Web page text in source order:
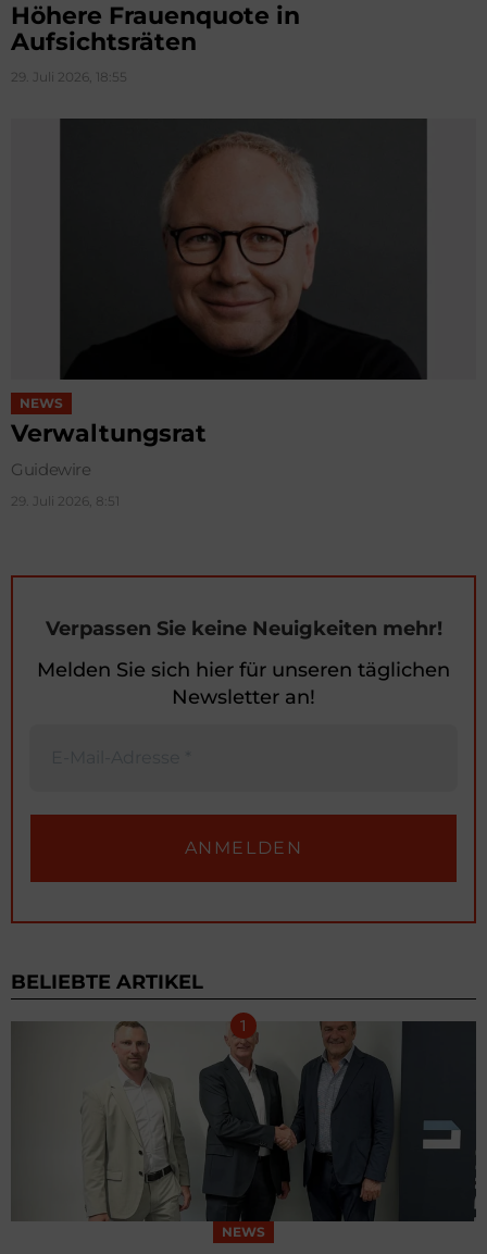
Höhere Frauenquote in
Aufsichtsräten
29. Juli 2026, 18:55
NEWS
Verwaltungsrat
Guidewire
29. Juli 2026, 8:51
Verpassen Sie keine Neuigkeiten mehr!
Melden Sie sich hier für unseren täglichen
Newsletter an!
BELIEBTE ARTIKEL
NEWS